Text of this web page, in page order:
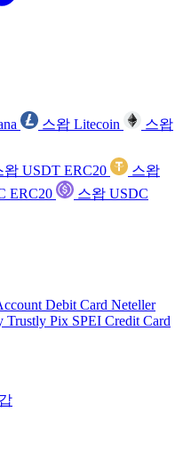
스왑 Litecoin
스왑
왑 USDT ERC20
스왑
ERC20
스왑 USDC
Debit Card Neteller
Trustly Pix SPEI Credit Card